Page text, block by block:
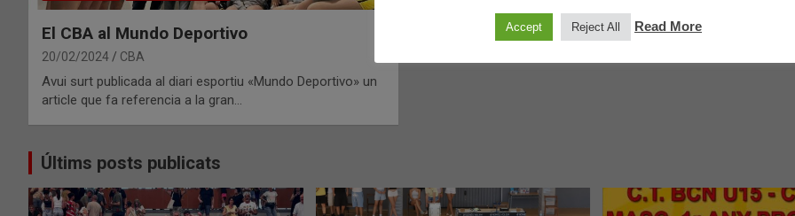
El CBA al Mundo Deportivo
20/02/2024 CBA
Avui surt publicada al diari esportiu «Mundo Deportivo» un
article que fa referencia a la gran…
Últims posts publicats
Accept Reject All Read More